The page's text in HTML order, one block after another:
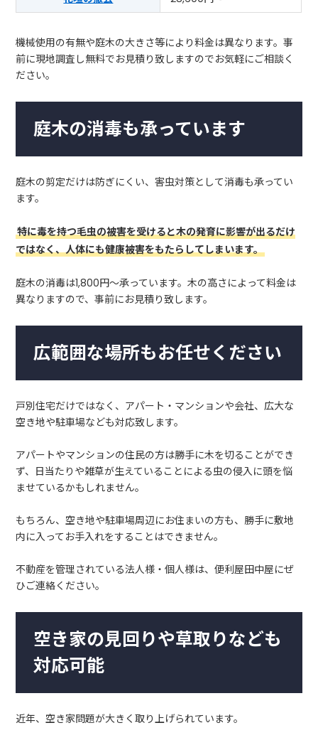
機械使用の有無や庭木の大きさ等により料金は異なります。事
前に現地調査し無料でお見積り致しますのでお気軽にご相談く
ださい。
庭木の消毒も承っています
庭木の剪定だけは防ぎにくい、害虫対策として消毒も承ってい
ます。
特に毒を持つ毛虫の被害を受けると木の発育に影響が出るだけ
ではなく、人体にも健康被害をもたらしてしまいます。
庭木の消毒は1,800円～承っています。木の高さによって料金は
異なりますので、事前にお見積り致します。
広範囲な場所もお任せください
戸別住宅だけではなく、アパート・マンションや会社、広大な
空き地や駐車場なども対応致します。
アパートやマンションの住民の方は勝手に木を切ることができ
ず、日当たりや雑草が生えていることによる虫の侵入に頭を悩
ませているかもしれません。
もちろん、空き地や駐車場周辺にお住まいの方も、勝手に敷地
内に入ってお手入れをすることはできません。
不動産を管理されている法人様・個人様は、便利屋田中屋にぜ
ひご連絡ください。
空き家の見回りや草取りなども
対応可能
近年、空き家問題が大きく取り上げられています。